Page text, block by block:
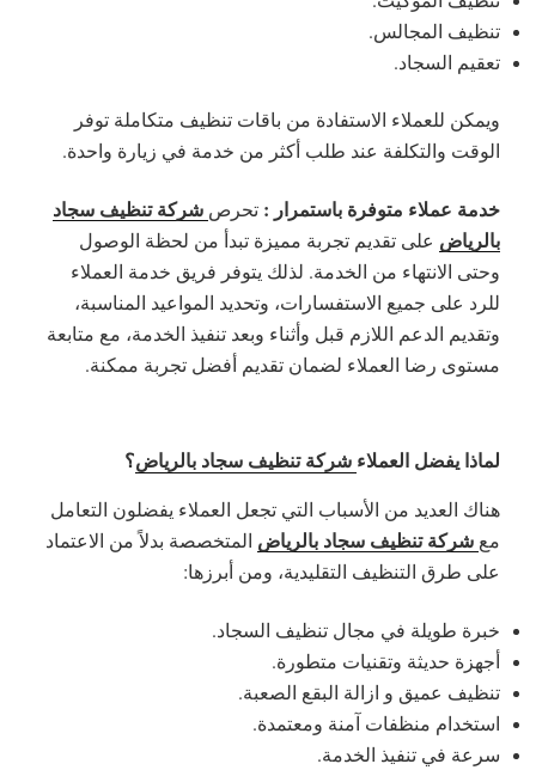
تنظيف المجالس.
تعقيم السجاد.
ويمكن للعملاء الاستفادة من باقات تنظيف متكاملة توفر
الوقت والتكلفة عند طلب أكثر من خدمة في زيارة واحدة.
خدمة عملاء متوفرة باستمرار : تحرص شركة تنظيف سجاد
بالرياض على تقديم تجربة مميزة تبدأ من لحظة الوصول
وحتى الانتهاء من الخدمة. لذلك يتوفر فريق خدمة العملاء
للرد على جميع الاستفسارات، وتحديد المواعيد المناسبة،
وتقديم الدعم اللازم قبل وأثناء وبعد تنفيذ الخدمة، مع متابعة
مستوى رضا العملاء لضمان تقديم أفضل تجربة ممكنة.
لماذا يفضل العملاء شركة تنظيف سجاد بالرياض؟
هناك العديد من الأسباب التي تجعل العملاء يفضلون التعامل
مع شركة تنظيف سجاد بالرياض المتخصصة بدلاً من الاعتماد
على طرق التنظيف التقليدية، ومن أبرزها:
خبرة طويلة في مجال تنظيف السجاد.
أجهزة حديثة وتقنيات متطورة.
تنظيف عميق و ازالة البقع الصعبة.
استخدام منظفات آمنة ومعتمدة.
سرعة في تنفيذ الخدمة.